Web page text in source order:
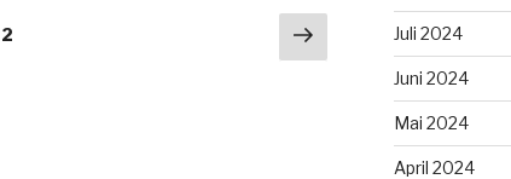
Seite
2
Nächste
Seite
Juli 2024
Juni 2024
Mai 2024
April 2024